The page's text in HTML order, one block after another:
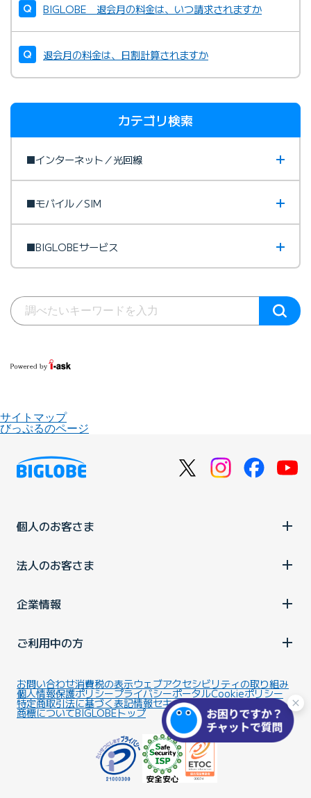
BIGLOBE 退会月の料金は、いつ請求されますか
退会月の料金は、日割計算されますか
カテゴリ検索
■インターネット／光回線
■モバイル／SIM
■BIGLOBEサービス
サイトマップ
びっぷるのページ
個人のお客さま
法人のお客さま
企業情報
ご利用中の方
お問い合わせ消費税の表示ウェブアクセシビリティの取り組み
個人情報保護ポリシープライバシーポータルCookieポリシー
特定商取引法に基づく表記情報セキュリティ基本方針
商標についてBIGLOBEトップ